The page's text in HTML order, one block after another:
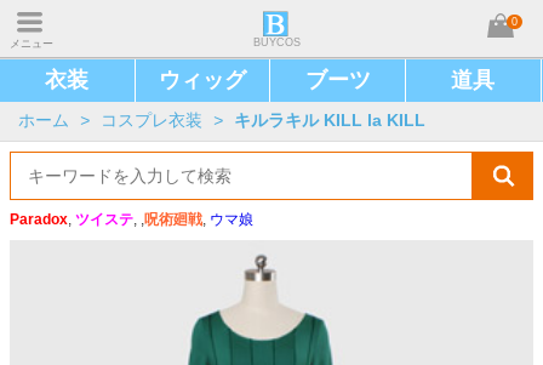
メニュー BUYCOS
0
衣装 ウィッグ ブーツ 道具
ホーム > コスプレ衣装 > キルラキル KILL la KILL
Paradox, ツイステ, ,呪術廻戦, ウマ娘